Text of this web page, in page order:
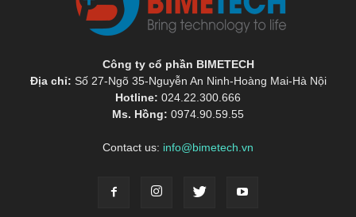
Công ty cổ phần BIMETECH
Địa chỉ: Số 27-Ngõ 35-Nguyễn An Ninh-Hoàng Mai-Hà Nội
Hotline: 024.22.300.666
Ms. Hồng: 0974.90.59.55
Contact us: info@bimetech.vn